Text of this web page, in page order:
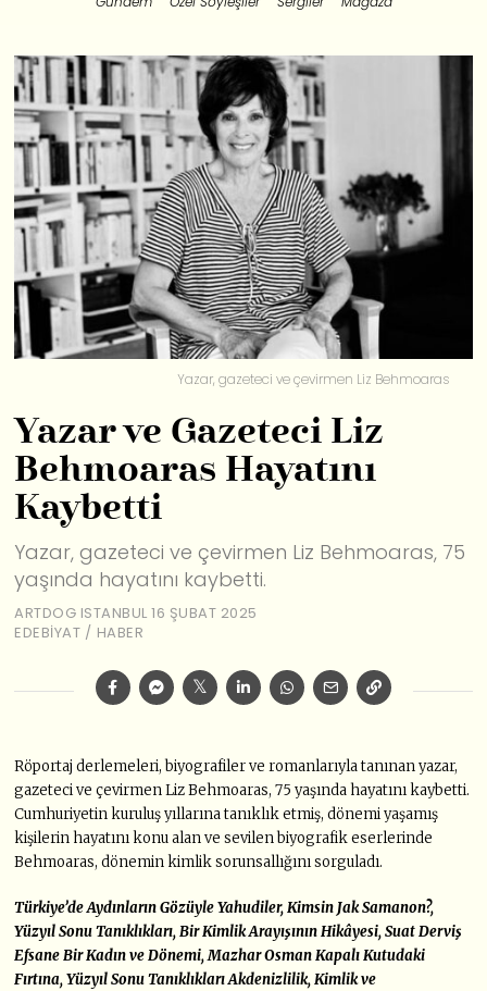
Yazar, gazeteci ve çevirmen Liz Behmoaras
Yazar ve Gazeteci Liz
Behmoaras Hayatını
Kaybetti
Yazar, gazeteci ve çevirmen Liz Behmoaras, 75
yaşında hayatını kaybetti.
ARTDOG ISTANBUL 16 ŞUBAT 2025
EDEBIYAT / HABER
Röportaj derlemeleri, biyografiler ve romanlarıyla tanınan yazar,
gazeteci ve çevirmen Liz Behmoaras, 75 yaşında hayatını kaybetti.
Cumhuriyetin kuruluş yıllarına tanıklık etmiş, dönemi yaşamış
kişilerin hayatını konu alan ve sevilen biyografik eserlerinde
Behmoaras, dönemin kimlik sorunsallığını sorguladı.
Türkiye’de Aydınların Gözüyle Yahudiler,Kimsin Jak Samanon?,
Yüzyıl Sonu Tanıklıkları,Bir Kimlik Arayışının Hikâyesi,Suat Derviş
Efsane Bir Kadın ve Dönemi,Mazhar Osman Kapalı Kutudaki
Fırtına,Yüzyıl Sonu Tanıklıkları Akdenizlilik, Kimlik ve